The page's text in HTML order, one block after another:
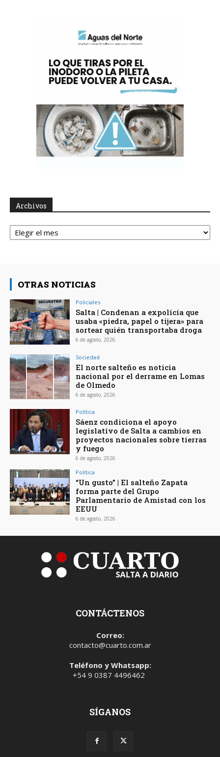
Archivos
Archivos
OTRAS NOTICIAS
Policiales
Salta | Condenan a expolicía que
usaba «piedra, papel o tijera» para
sortear quién transportaba droga
6 de agosto, 2026
Sociedad
El norte salteño es noticia
nacional por el derrame en Lomas
de Olmedo
6 de agosto, 2026
Política
Sáenz condiciona el apoyo
legislativo de Salta a cambios en
proyectos nacionales sobre tierras
y fuego
6 de agosto, 2026
Política
“Un gusto” | El salteño Zapata
forma parte del Grupo
Parlamentario de Amistad con los
EEUU
6 de agosto, 2026
CONTÁCTENOS
Correo:
contacto@cuarto.com.ar
Teléfono y Whatsapp:
+54 9 0387 4496462
SÍGANOS